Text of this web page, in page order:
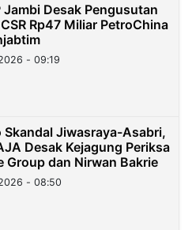
Jambi Desak Pengusutan
Rp47 Miliar PetroChina
- 09:19
Skandal Jiwasraya-Asabri,
Desak Kejagung Periksa
Group dan Nirwan Bakrie
- 08:50